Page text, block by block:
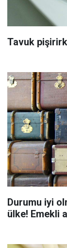
Tavuk
Durumu iyi
ülke! Emekli